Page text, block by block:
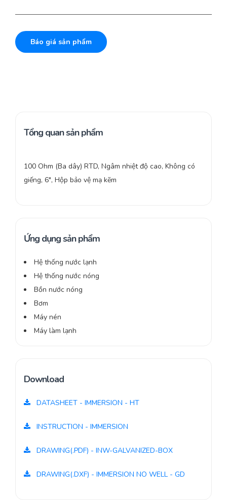
Báo giá sản phẩm
Tổng quan sản phẩm
100 Ohm (Ba dây) RTD, Ngâm nhiệt độ cao, Không có
giếng, 6″, Hộp bảo vệ mạ kẽm
Ứng dụng sản phẩm
Hệ thống nước lạnh
Hệ thống nước nóng
Bồn nước nóng
Bơm
Máy nén
Máy làm lạnh
Download
DATASHEET - IMMERSION - HT
INSTRUCTION - IMMERSION
DRAWING(.PDF) - INW-GALVANIZED-BOX
DRAWING(.DXF) - IMMERSION NO WELL - GD